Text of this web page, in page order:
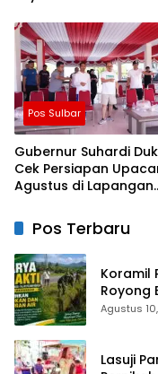
Pos Sulbar
Gubernur Suhardi
Cek Persiapan
Agustus di Lapangan
PersenPos Terbaru
Koramil
Royong
Agustus
Lasuji